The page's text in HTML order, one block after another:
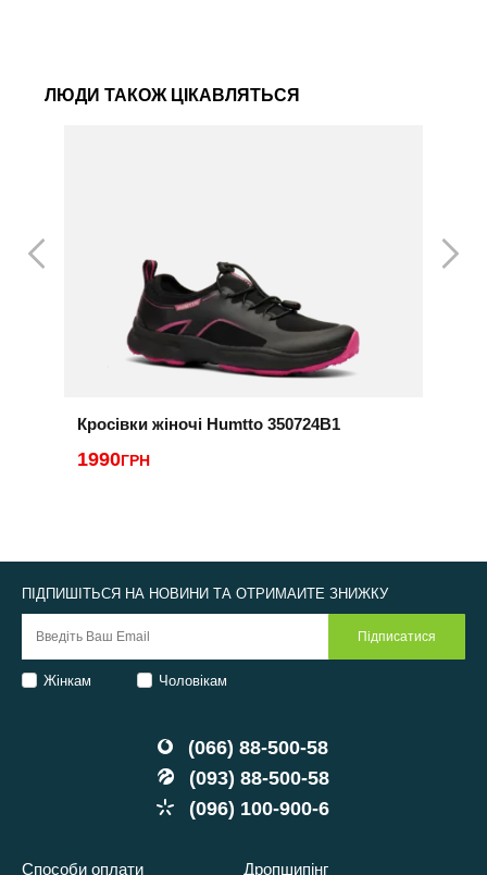
ЛЮДИ ТАКОЖ ЦІКАВЛЯТЬСЯ
Кросівки жіночі Humtto 350724B1
1990ГРН
(066) 88-500-58
(093) 88-500-58
(096) 100-900-6
Способи оплати Дропшипінг
ПІДПИШІТЬСЯ НА НОВИНИ ТА ОТРИМАЙТЕ ЗНИЖКУ
Жінкам Чоловікам